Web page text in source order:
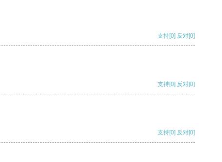
支持[0] 反对[0]
支持[0] 反对[0]
支持[0] 反对[0]